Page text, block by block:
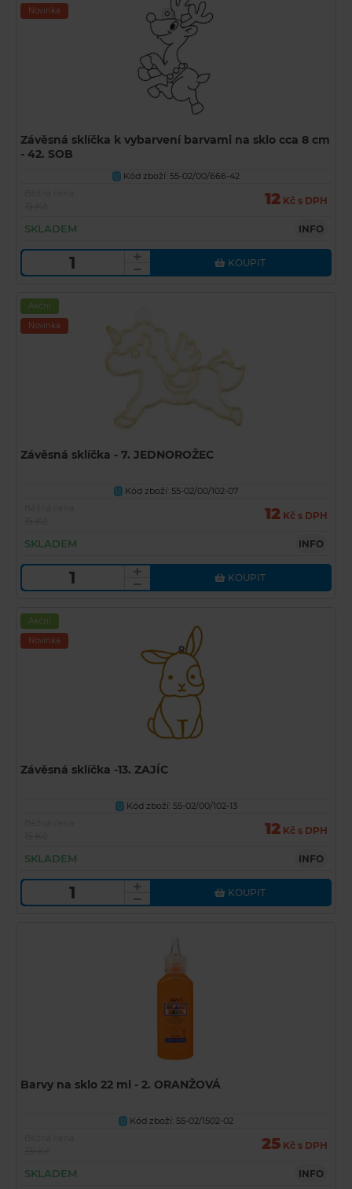
Novinka
Závěsná sklíčka k vybarvení barvami na sklo cca 8 cm
- 42. SOB
U
Kód zboží: 55-02/00/666-42
12 Kč s DPH
SKLADEM INFO
KOUPIT
Akční
Novinka
Závěsná sklíčka - 7. JEDNOROŽEC
U
Kód zboží: 55-02/00/102-07
12 Kč s DPH
SKLADEM INFO
KOUPIT
Akční
Novinka
Závěsná sklíčka -13. ZAJÍC
U Kód zboží: 55-02/00/102-13
12 Kč s DPH
SKLADEM INFO
KOUPIT
Barvy na sklo 22 ml - 2. ORANŽOVÁ
U
Kód zboží: 55-02/1502-02
25 Kč s DPH
SKLADEM INFO